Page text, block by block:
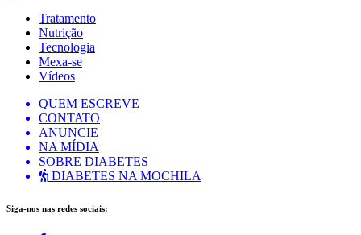
Tratamento
Nutrição
Tecnologia
Mexa-se
Vídeos
QUEM ESCREVE
CONTATO
ANUNCIE
NA MÍDIA
SOBRE DIABETES
DIABETES NA MOCHILA
Siga-nos nas redes sociais: